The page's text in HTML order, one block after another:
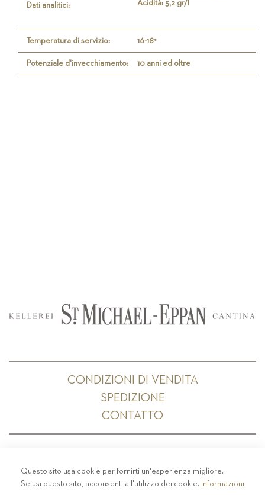
Dati analitici:
Acidità: 5,2 gr/l
Temperatura di servizio: 16-18°
Potenziale d'invecchiamento: 10 anni ed oltre
CONDIZIONI DI VENDITA
SPEDIZIONE
CONTATTO
PRIVACY-COLOPHON - COOKIE POLICY
CODICE ETICO
Questo sito usa cookie per fornirti un'esperienza migliore.
Se usi questo sito, acconsenti all'utilizzo dei cookie. Informazioni